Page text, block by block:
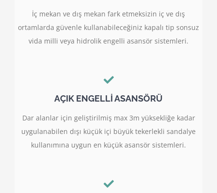
İç mekan ve dış mekan fark etmeksizin iç ve dış
ortamlarda güvenle kullanabileceğiniz kapalı tip sonsuz
vida milli veya hidrolik engelli asansör sistemleri.
AÇIK ENGELLİ ASANSÖRÜ
Dar alanlar için geliştirilmiş max 3m yüksekliğe kadar
uygulanabilen dışı küçük içi büyük tekerlekli sandalye
kullanımına uygun en küçük asansör sistemleri.